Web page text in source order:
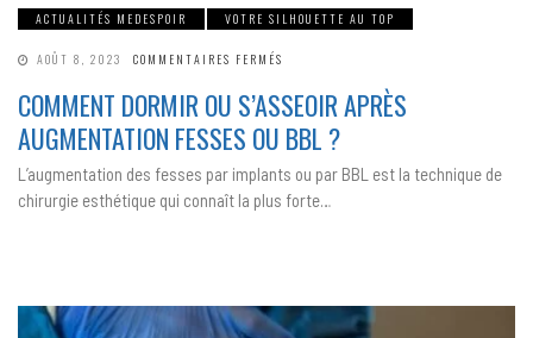
ACTUALITÉS MEDESPOIR VOTRE SILHOUETTE AU TOP
AOÛT 8, 2023 COMMENTAIRES FERMÉS
OU
S’ASSEOIR
APRÈS
AUGMENTATION
OU
BBL ?
COMMENT DORMIR OU S’ASSEOIR APRÈS
AUGMENTATION FESSES OU BBL ?
L’augmentation des fesses par implants ou par BBL est la technique de
chirurgie esthétique qui connaît la plus forte…